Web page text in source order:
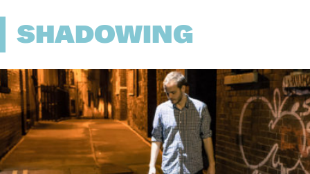
SHADOWING